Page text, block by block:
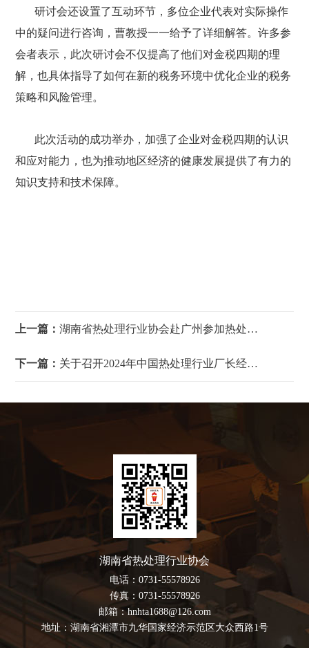
研讨会还设置了互动环节，多位企业代表对实际操作
中的疑问进行咨询，曹教授一一给予了详细解答。许多参
会者表示，此次研讨会不仅提高了他们对金税四期的理
解，也具体指导了如何在新的税务环境中优化企业的税务
策略和风险管理。
此次活动的成功举办，加强了企业对金税四期的认识
和应对能力，也为推动地区经济的健康发展提供了有力的
知识支持和技术保障。
上一篇：湖南省热处理行业协会赴广州参加热处理行业智造发展大会
下一篇： 关于召开2024年中国热处理行业厂长经理大会暨高质量发展论坛的通知
湖南省热处理行业协会
电话：0731-55578926
传真：0731-55578926
邮箱：hnhta1688@126.com
地址：湖南省湘潭市九华国家经济示范区大众西路1号